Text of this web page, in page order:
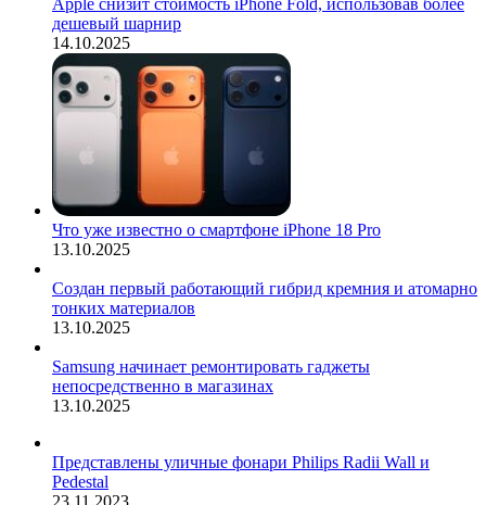
дешевый шарнир
14.10.2025
Что уже известно о смартфоне iPhone 18 Pro
13.10.2025
Создан первый работающий гибрид кремния и атомарно
тонких материалов
13.10.2025
Samsung начинает ремонтировать гаджеты
непосредственно в магазинах
13.10.2025
Представлены уличные фонари Philips Radii Wall и
Pedestal
23.11.2023